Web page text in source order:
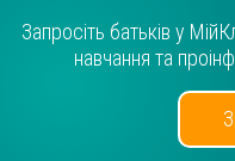
Запросіть батьків у
навчання та